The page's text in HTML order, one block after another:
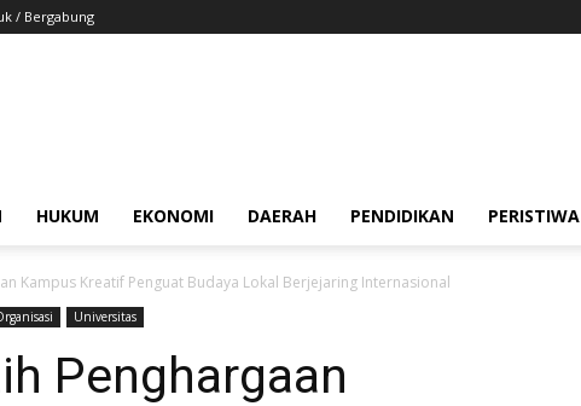
/ Bergabung
HUKUM EKONOMI DAERAH PENDIDIKAN PERISTIWA
Kampus Kreatif Penguat Budaya Lokal Berjejaring Internasional
Universitas
Penghargaan